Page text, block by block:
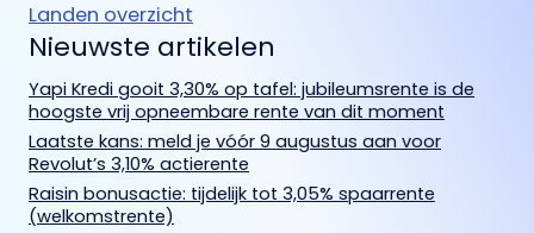
Landen overzicht
Nieuwste artikelen
Yapi Kredi gooit 3,30% op tafel: jubileumsrente is de
hoogste vrij opneembare rente van dit moment
Laatste kans: meld je vóór 9 augustus aan voor
Revolut’s 3,10% actierente
Raisin bonusactie: tijdelijk tot 3,05% spaarrente
(welkomstrente)